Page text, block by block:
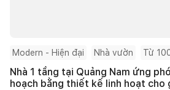
Modern - Hiện đại Nhà vườn Từ
Nhà 1 tầng tại Quảng Nam ứng
hoạch bằng thiết kế linh hoạt cho